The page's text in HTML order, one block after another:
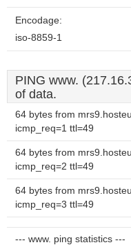
Encodage:
iso-8859-1
PING www.
of data.
64 bytes from
icmp_req=1 ttl=49
64 bytes from
icmp_req=2 ttl=49
64 bytes from
icmp_req=3 ttl=49
--- www. ping statistics ---